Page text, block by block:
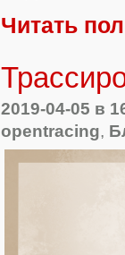
Читать
2019-04-05 в
opentracing,